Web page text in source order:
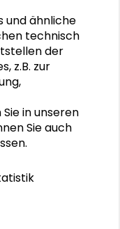
Darmstadt
und ähnliche
technisch
der
z.B. zur
in unseren
Sie auch